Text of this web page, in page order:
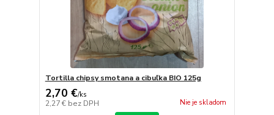
Tortilla chipsy smotana a cibuľka BIO 125g
2,70 €/ks
2,27 € bez DPH Nie je skladom